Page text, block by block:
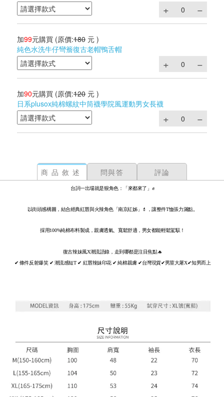
加99元購買 (原價:180 元 )
純色水洗牛仔彎簷復古老帽鴨舌帽
加90元購買 (原價:120 元 )
日系plusox純棉螺紋中筒襪學院風運動男女長襪
商品敘述 問與答 評論